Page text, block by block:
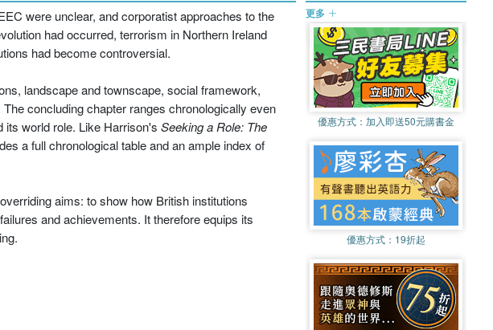
were unclear, and corporatist approaches to the
had occurred, terrorism in Northern Ireland
had become controversial.
landscape and townscape, social framework,
concluding chapter ranges chronologically even
its world role. Like Harrison's Seeking a Role: The
a full chronological table and an ample index of
aims: to show how British institutions
and achievements. It therefore equips its
更多
優惠方式： 加入即送50元購書金
優惠方式： 19折起